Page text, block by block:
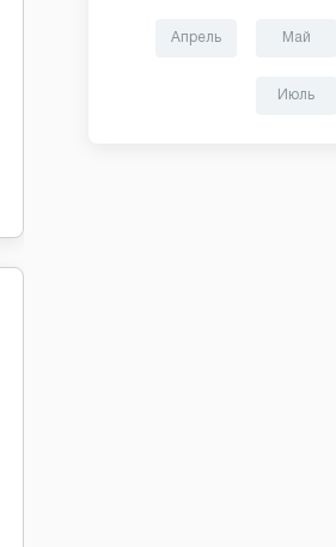
Апрель Май
Июль